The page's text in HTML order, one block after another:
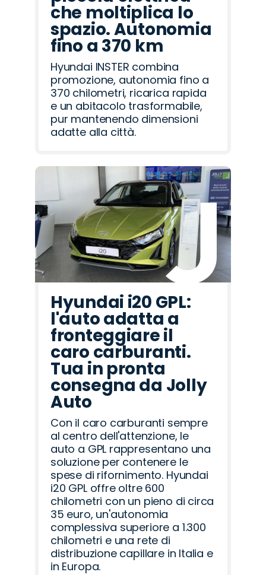
che moltiplica lo
spazio. Autonomia
fino a 370 km
Hyundai INSTER combina
promozione, autonomia fino a
370 chilometri, ricarica rapida
e un abitacolo trasformabile,
pur mantenendo dimensioni
adatte alla città.
Hyundai i20 GPL:
l'auto adatta a
fronteggiare il
caro carburanti.
Tua in pronta
consegna da Jolly
Auto
Con il caro carburanti sempre
al centro dell'attenzione, le
auto a GPL rappresentano una
soluzione per contenere le
spese di rifornimento. Hyundai
i20 GPL offre oltre 600
chilometri con un pieno di circa
35 euro, un'autonomia
complessiva superiore a 1.300
chilometri e una rete di
distribuzione capillare in Italia e
in Europa.